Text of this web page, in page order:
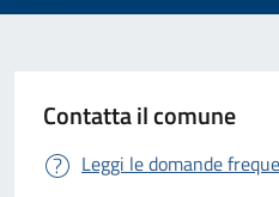
Contatta il comune
Leggi le domande